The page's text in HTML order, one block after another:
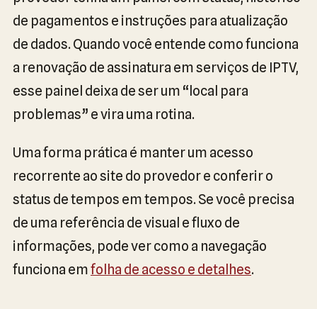
de pagamentos e instruções para atualização
de dados. Quando você entende como funciona
a renovação de assinatura em serviços de IPTV,
esse painel deixa de ser um “local para
problemas” e vira uma rotina.
Uma forma prática é manter um acesso
recorrente ao site do provedor e conferir o
status de tempos em tempos. Se você precisa
de uma referência de visual e fluxo de
informações, pode ver como a navegação
funciona emfolha de acesso e detalhes.